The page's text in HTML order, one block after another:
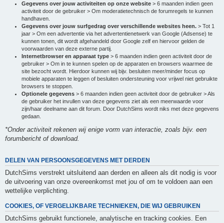
Gegevens over jouw activiteiten op onze website > 6 maanden indien geen
activiteit door de gebruiker > Om moderatietechnisch de forumregels te kunnen
handhaven.
Gegevens over jouw surfgedrag over verschillende websites heen. > Tot 1
jaar > Om een advertentie via het advertentienetwerk van Google (Adsense) te
kunnen tonen, dit wordt afgehandeld door Google zelf en hiervoor gelden de
voorwaarden van deze externe partij.
Internetbrowser en apparaat type > 6 maanden indien geen activiteit door de
gebruiker > Om in te kunnen spelen op de apparaten en browsers waarmee de
site bezocht wordt. Hierdoor kunnen wij bijv. besluiten meer/minder focus op
mobiele apparaten te leggen of besluiten ondersteuning voor vrijwel niet gebruikte
browsers te stoppen.
Optionele gegevens > 6 maanden indien geen activiteit door de gebruiker > Als
de gebruiker het invullen van deze gegevens ziet als een meerwaarde voor
zijn/haar deelname aan dit forum. Door DutchSims wordt niks met deze gegevens
gedaan.
*Onder activiteit rekenen wij enige vorm van interactie, zoals bijv. een
forumbericht of download.
DELEN VAN PERSOONSGEGEVENS MET DERDEN
DutchSims verstrekt uitsluitend aan derden en alleen als dit nodig is voor
de uitvoering van onze overeenkomst met jou of om te voldoen aan een
wettelijke verplichting.
COOKIES, OF VERGELIJKBARE TECHNIEKEN, DIE WIJ GEBRUIKEN
DutchSims gebruikt functionele, analytische en tracking cookies. Een